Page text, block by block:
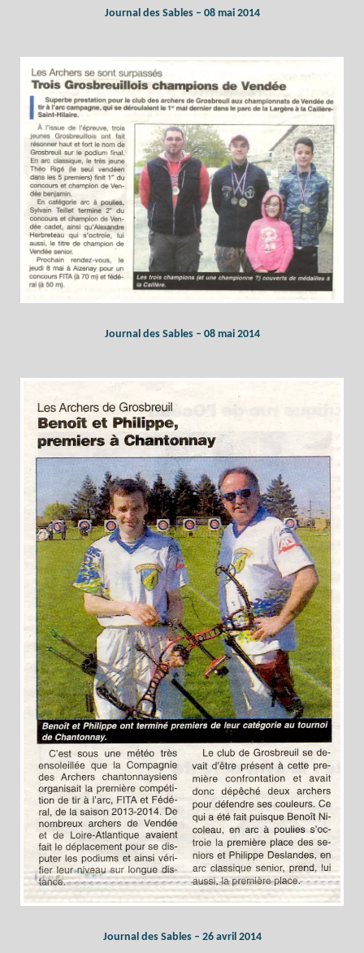
Journal des Sables – 08 mai 2014
Journal des Sables – 08 mai 2014
Journal des Sables – 26 avril 2014